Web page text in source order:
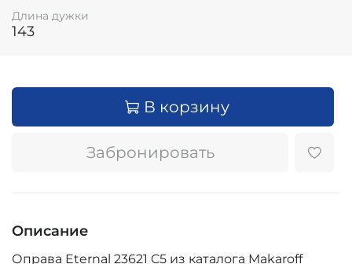
Длина дужки
143
В корзину
Забронировать
Описание
Оправа Eternal 23621 C5 из каталога Makaroff